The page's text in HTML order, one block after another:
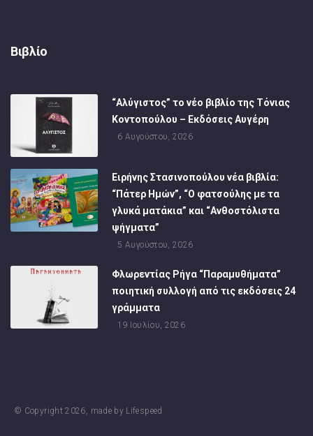
Βιβλίο
“Αλύγιστος” το νέο βιβλίο της Τόνιας
Κοντοπούλου – Εκδόσεις Αυγέρη
6 Αυγούστου, 2026
Ειρήνης Στασινοπούλου νέα βιβλία:
“Πάτερ Ημών”, “Ο φατσούλης με τα
γλυκά ματάκια” και “Ανθοστόλιστα
ψήγματα”
5 Αυγούστου, 2026
Φλωρεντίας Ρήγα “Παραμυθήματα”
ποιητική συλλογή από τις εκδόσεις 24
γράμματα
19 Ιουλίου, 2026
© Copyright2026, made by Lifespeed